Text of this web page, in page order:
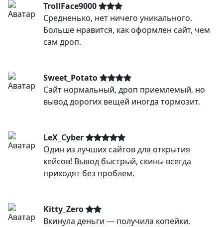
TrollFace9000
Средненько, нет ничего уникального.
Больше нравится, как оформлен сайт, чем
сам дроп.
Sweet_Potato
Сайт нормальный, дроп приемлемый, но
вывод дорогих вещей иногда тормозит.
LeX_Cyber
Один из лучших сайтов для открытия
кейсов! Вывод быстрый, скины всегда
приходят без проблем.
Kitty_Zero
Вкинула деньги — получила копейки.